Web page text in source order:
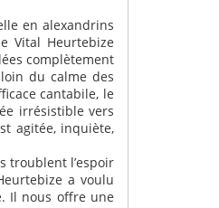
en alexandrins
Vital Heurtebize
complètement
du calme des
cantabile, le
irrésistible vers
agitée, inquiète,
troublent l’espoir
a voulu
Il nous offre une